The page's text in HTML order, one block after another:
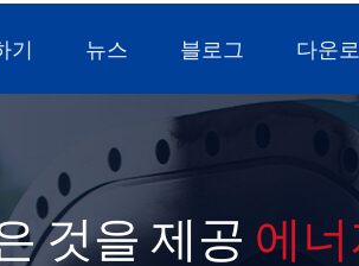
기 뉴스 블로그 다운
것을 제공 에